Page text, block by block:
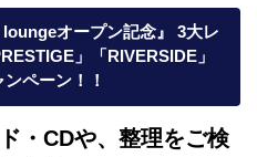
オープン記念』 3大レ
」「RIVERSIDE」
ペーン！！
・CDや、整理をご検